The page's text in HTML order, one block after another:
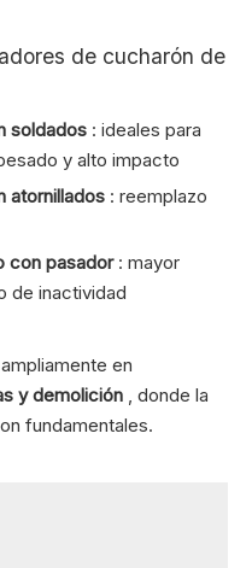
de cucharón de
soldados : ideales para
y alto impacto
atornillados : reemplazo
con pasador : mayor
de inactividad
en
y demolición , donde la
fundamentales.